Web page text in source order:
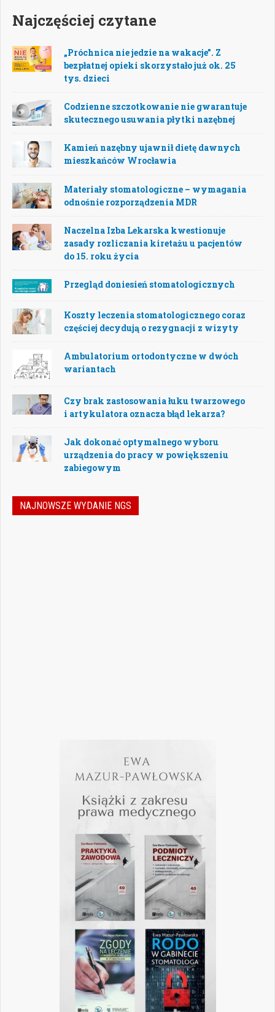
Najczęściej czytane
„Próchnica nie jedzie na wakacje”. Z
bezpłatnej opieki skorzystało już ok. 25
tys. dzieci
Codzienne szczotkowanie nie gwarantuje
skutecznego usuwania płytki nazębnej
Kamień nazębny ujawnił dietę dawnych
mieszkańców Wrocławia
Materiały stomatologiczne – wymagania
odnośnie rozporządzenia MDR
Naczelna Izba Lekarska kwestionuje
zasady rozliczania kiretażu u pacjentów
do 15. roku życia
Przegląd doniesień stomatologicznych
Koszty leczenia stomatologicznego coraz
częściej decydują o rezygnacji z wizyty
Ambulatorium ortodontyczne w dwóch
wariantach
Czy brak zastosowania łuku twarzowego
i artykulatora oznacza błąd lekarza?
Jak dokonać optymalnego wyboru
urządzenia do pracy w powiększeniu
zabiegowym
NAJNOWSZE WYDANIE NGS